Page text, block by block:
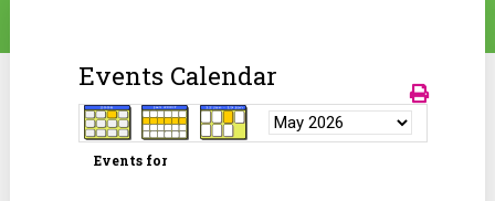
Events Calendar
Events for